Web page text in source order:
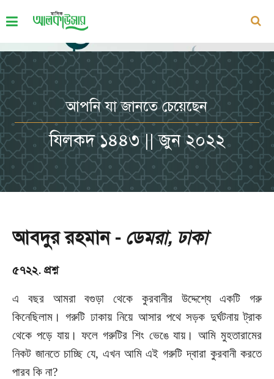
আপনি যা জানতে চেয়েছেন
যিলকদ ১৪৪৩ || জুন ২০২২
আবদুর রহমান - ডেমরা, ঢাকা
৫৭২২. প্রশ্ন
এ বছর আমরা বগুড়া থেকে কুরবানীর উদ্দেশ্যে একটি গরু
কিনেছিলাম। গরুটি ঢাকায় নিয়ে আসার পথে সড়ক দুর্ঘটনায় ট্রাক
থেকে পড়ে যায়। ফলে গরুটির শিং ভেঙে যায়। আমি মুহতারামের
নিকট জানতে চাচ্ছি যে, এখন আমি এই গরুটি দ্বারা কুরবানী করতে
পারব কি না?